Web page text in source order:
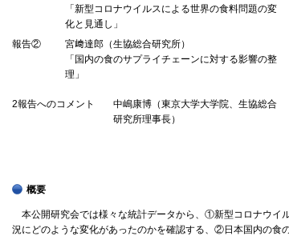
「新型コロナウイルスによる世界の食料問題の変
化と見通し」
報告②
宮﨑達郎（生協総合研究所）
「国内の食のサプライチェーンに対する影響の整
理」
2報告へのコメント
中嶋康博（東京大学大学院、生協総合
研究所理事長）
概要
本公開研究会では様々な統計データから、①新型コロナウイ
況にどのような変化があったのかを確認する、②日本国内の食